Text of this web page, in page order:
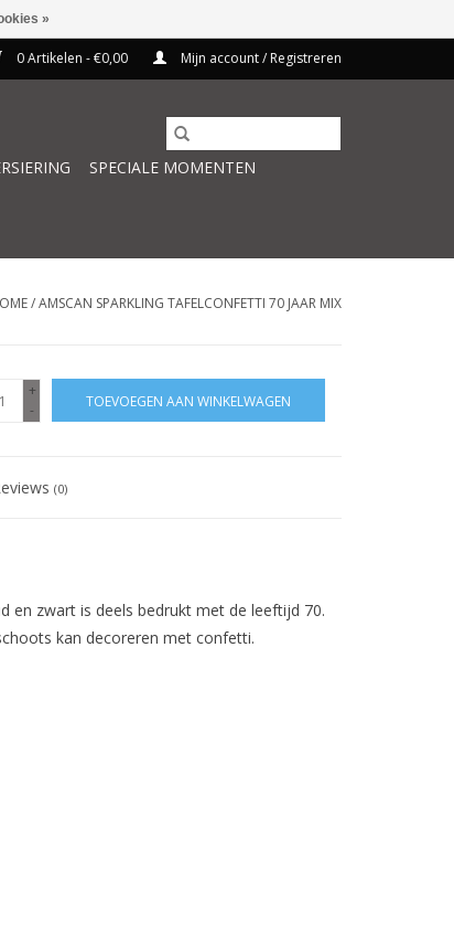
0 Artikelen - €0,00 Mijn account / Registreren
SPECIALE MOMENTEN
/AMSCAN SPARKLING TAFELCONFETTI 70 JAAR MIX
+
-
TOEVOEGEN AAN WINKELWAGEN
(0)
en zwart is deels bedrukt met de leeftijd 70.
kan decoreren met confetti.
»